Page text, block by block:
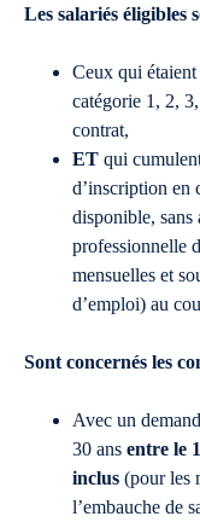
Les salariés éligibles
Ceux qui étaient
catégorie 1, 2,
contrat,
ET qui
d’inscription en
disponible, sans
professionnelle
mensuelles et
d’emploi) au
Sont concernés les
Avec un
30 ans entre le
inclus (pour les
l’embauche de